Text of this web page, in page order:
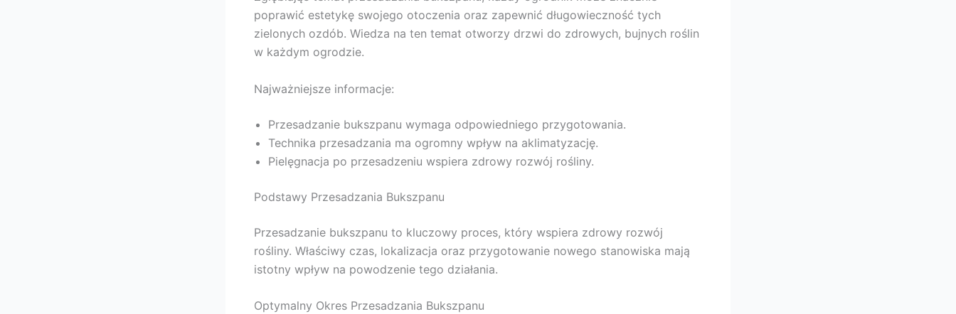
poprawić estetykę swojego otoczenia oraz zapewnić długowieczność tych
zielonych ozdób. Wiedza na ten temat otworzy drzwi do zdrowych, bujnych roślin
w każdym ogrodzie.
Najważniejsze informacje:
Przesadzanie bukszpanu wymaga odpowiedniego przygotowania.
Technika przesadzania ma ogromny wpływ na aklimatyzację.
Pielęgnacja po przesadzeniu wspiera zdrowy rozwój rośliny.
Podstawy Przesadzania Bukszpanu
Przesadzanie bukszpanu to kluczowy proces, który wspiera zdrowy rozwój
rośliny. Właściwy czas, lokalizacja oraz przygotowanie nowego stanowiska mają
istotny wpływ na powodzenie tego działania.
Optymalny Okres Przesadzania Bukszpanu